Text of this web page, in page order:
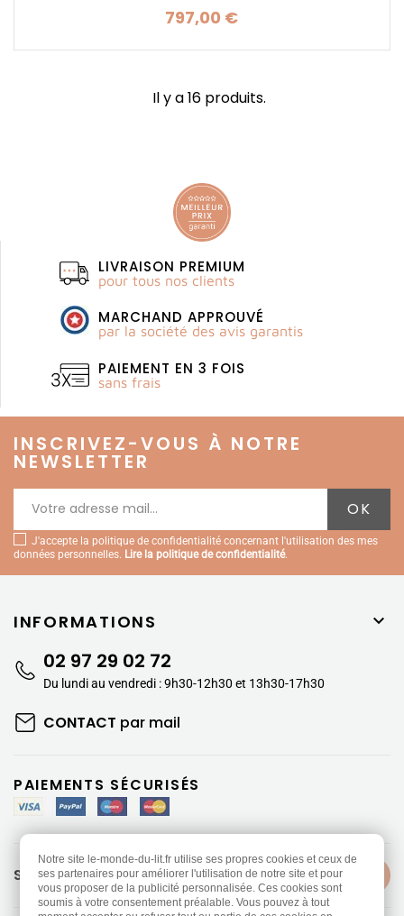
Prix
797,00 €
Il y a 16 produits.
LIVRAISON PREMIUM
pour tous nos clients
MARCHAND APPROUVÉ
par la société des avis garantis
PAIEMENT EN 3 FOIS
sans frais
INSCRIVEZ-VOUS À NOTRE
NEWSLETTER
J'accepte la politique de confidentialité concernant l'utilisation des mes
données personnelles. Lire la politique de confidentialité.
INFORMATIONS 
02 97 29 02 72
Du lundi au vendredi : 9h30-12h30 et 13h30-17h30
CONTACT par mail
PAIEMENTS SÉCURISÉS
SUIVEZ-NOUS
Notre site le-monde-du-lit.fr utilise ses propres cookies et ceux de
ses partenaires pour améliorer l'utilisation de notre site et pour
vous proposer de la publicité personnalisée. Ces cookies sont
soumis à votre consentement préalable. Vous pouvez à tout